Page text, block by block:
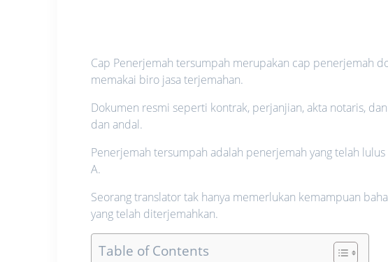
Cap Penerjemah tersumpah merupakan cap penerjemah
memakai biro jasa terjemahan.
Dokumen resmi seperti kontrak, perjanjian, akta notaris,
dan andal.
Penerjemah tersumpah adalah penerjemah yang telah
A.
Seorang translator tak hanya memerlukan kemampuan
yang telah diterjemahkan.
Table of Contents